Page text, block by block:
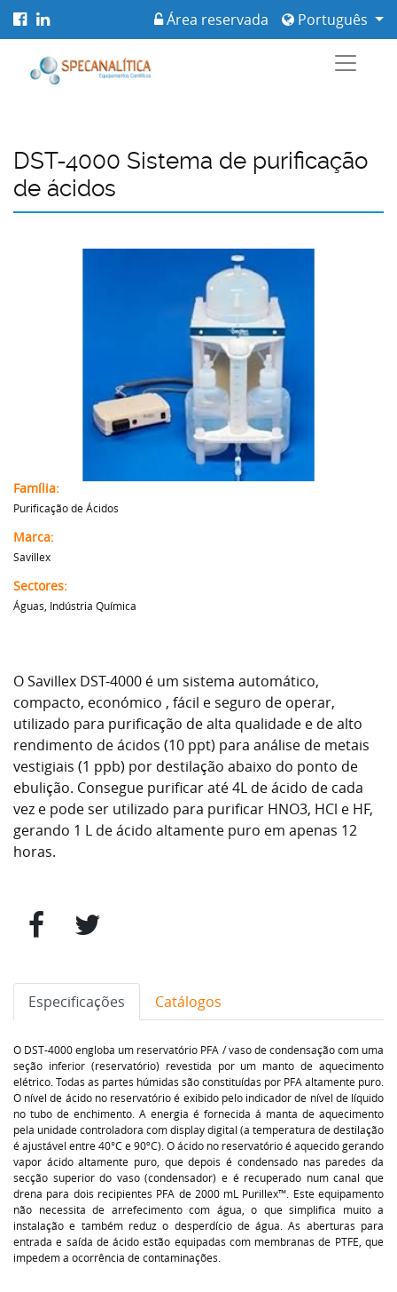
Português
Área reservada
DST-4000 Sistema de purificação
de ácidos
Família:
Purificação de Ácidos
Marca:
Savillex
Sectores:
Águas, Indústria Química
O Savillex DST-4000 é um sistema automático,
compacto, económico , fácil e seguro de operar,
utilizado para purificação de alta qualidade e de alto
rendimento de ácidos (10 ppt) para análise de metais
vestigiais (1 ppb) por destilação abaixo do ponto de
ebulição. Consegue purificar até 4L de ácido de cada
vez e pode ser utilizado para purificar HNO3, HCl e HF,
gerando 1 L de ácido altamente puro em apenas 12
horas.
Especificações Catálogos
O DST-4000 engloba um reservatório PFA / vaso de condensação com uma
seção inferior (reservatório) revestida por um manto de aquecimento
elétrico. Todas as partes húmidas são constituídas por PFA altamente puro.
O nível de ácido no reservatório é exibido pelo indicador de nível de líquido
no tubo de enchimento. A energia é fornecida á manta de aquecimento
pela unidade controladora com display digital (a temperatura de destilação
é ajustável entre 40°C e 90ºC). O ácido no reservatório é aquecido gerando
vapor ácido altamente puro, que depois é condensado nas paredes da
secção superior do vaso (condensador) e é recuperado num canal que
drena para dois recipientes PFA de 2000 mL Purillex™. Este equipamento
não necessita de arrefecimento com água, o que simplifica muito a
instalação e também reduz o desperdício de água. As aberturas para
entrada e saída de ácido estão equipadas com membranas de PTFE, que
impedem a ocorrência de contaminações.